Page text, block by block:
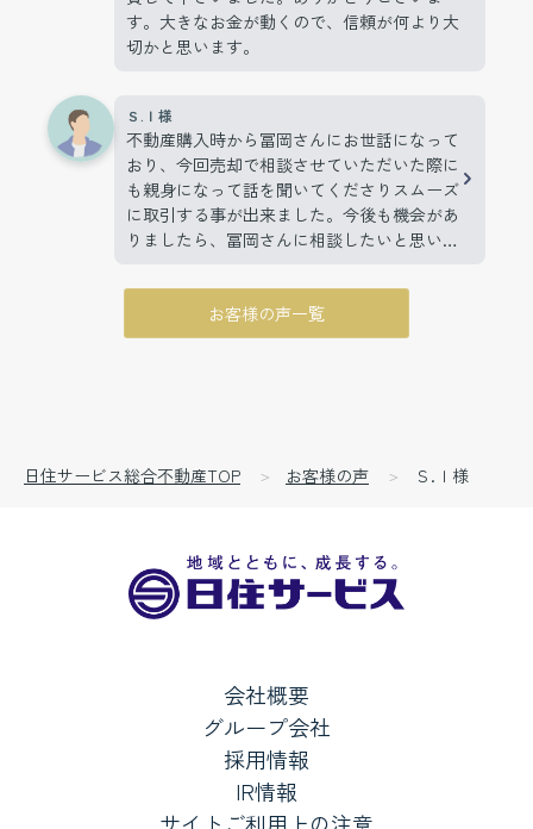
す。大きなお金が動くので、信頼が何より大
切かと思います。
Ｓ.Ｉ様
不動産購入時から冨岡さんにお世話になって
おり、今回売却で相談させていただいた際に
も親身になって話を聞いてくださりスムーズ
に取引する事が出来ました。今後も機会があ
りましたら、冨岡さんに相談したいと思いま
お客様の声一覧
日住サービス総合不動産TOP お客様の声 Ｓ.Ｉ様
会社概要
グループ会社
採用情報
IR情報